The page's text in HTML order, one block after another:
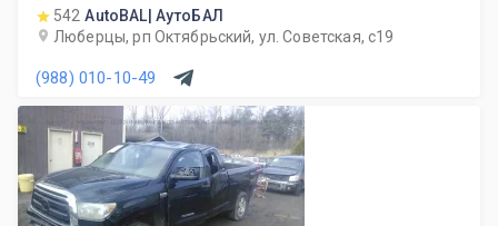
542 AutoBAL| АутоБАЛ
Люберцы, рп Октябрьский, ул. Советская, с19
(988) 010-10-49